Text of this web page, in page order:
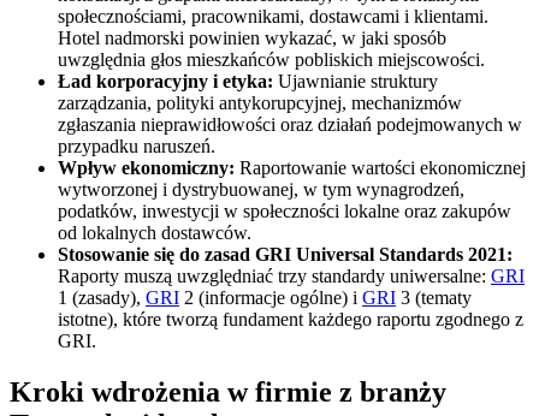
społecznościami, pracownikami, dostawcami i klientami.
Hotel nadmorski powinien wykazać, w jaki sposób
uwzględnia głos mieszkańców pobliskich miejscowości.
Ład korporacyjny i etyka: Ujawnianie struktury
zarządzania, polityki antykorupcyjnej, mechanizmów
zgłaszania nieprawidłowości oraz działań podejmowanych w
przypadku naruszeń.
Wpływ ekonomiczny: Raportowanie wartości ekonomicznej
wytworzonej i dystrybuowanej, w tym wynagrodzeń,
podatków, inwestycji w społeczności lokalne oraz zakupów
od lokalnych dostawców.
Stosowanie się do zasad GRI Universal Standards 2021:
Raporty muszą uwzględniać trzy standardy uniwersalne: GRI
1 (zasady), GRI 2 (informacje ogólne) i GRI 3 (tematy
istotne), które tworzą fundament każdego raportu zgodnego z
GRI.
Kroki wdrożenia w firmie z branży